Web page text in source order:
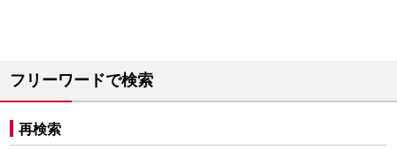
フリーワードで検索
再検索